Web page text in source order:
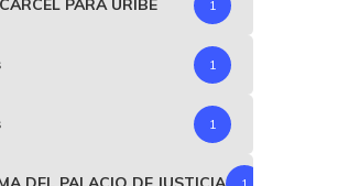
PARA URIBE 1
1
1